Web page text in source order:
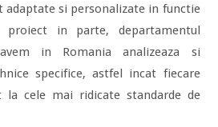
adaptate si personalizate in functie
proiect in parte, departamentul
in Romania analizeaza si
specifice, astfel incat fiecare
cele mai ridicate standarde de